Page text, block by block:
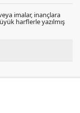
imalar, inançlara
harflerle yazılmış